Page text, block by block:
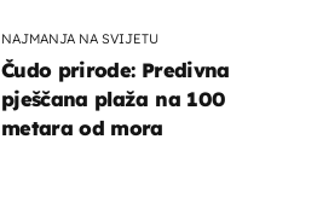
NAJMANJA NA SVIJETU
Čudo prirode: Predivna
pješčana plaža na 100
metara od mora